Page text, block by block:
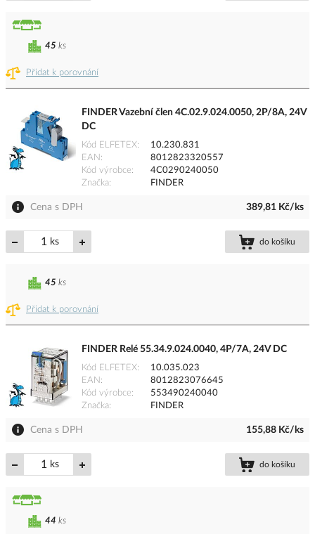
Přidat k porovnání
45 ks
FINDER Vazební člen 4C.02.9.024.0050, 2P/8A, 24V
DC
Kód ELFETEX
10.230.831
EAN
8012823320557
Kód výrobce
4C0290240050
Značka
FINDER
Cena s DPH 389,81 Kč/ks
ks do košíku
Přidat k porovnání
45 ks
FINDER Relé 55.34.9.024.0040, 4P/7A, 24V DC
Kód ELFETEX
10.035.023
EAN
8012823076645
Kód výrobce
553490240040
Značka
FINDER
Cena s DPH 155,88 Kč/ks
ks do košíku
44 ks